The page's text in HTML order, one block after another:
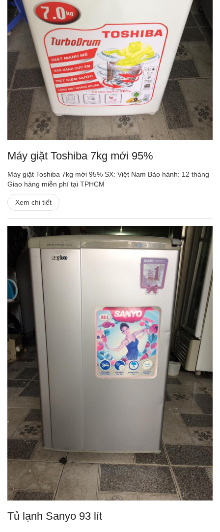
Máy giặt Toshiba 7kg mới 95%
Máy giặt Toshiba 7kg mới 95% SX: Việt Nam Bảo hành: 12 tháng
Giao hàng miễn phí tại TPHCM
Xem chi tiết
Tủ lạnh Sanyo 93 lít